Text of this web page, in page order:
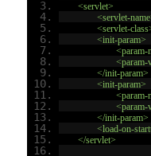
<servlet>
<servlet-
<servlet-
<init-param>
<param-
<param-
</init-param>
<init-param>
<param-
<param-
</init-param>
<load-on-
</servlet>